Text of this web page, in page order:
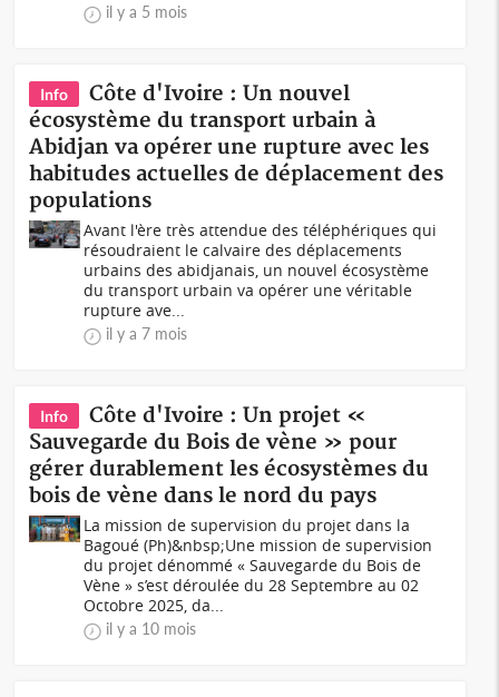
il y a 5 mois
Info
Côte d'Ivoire : Un nouvel
écosystème du transport urbain à
Abidjan va opérer une rupture avec les
habitudes actuelles de déplacement des
populations
Avant l'ère très attendue des téléphériques qui
résoudraient le calvaire des déplacements
urbains des abidjanais, un nouvel écosystème
du transport urbain va opérer une véritable
rupture ave...
il y a 7 mois
Info
Côte d'Ivoire : Un projet «
Sauvegarde du Bois de vène » pour
gérer durablement les écosystèmes du
bois de vène dans le nord du pays
La mission de supervision du projet dans la
Bagoué (Ph)&nbsp;Une mission de supervision
du projet dénommé « Sauvegarde du Bois de
Vène » s’est déroulée du 28 Septembre au 02
Octobre 2025, da...
il y a 10 mois